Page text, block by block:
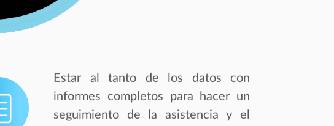
Estar al tanto de los datos con
informes completos para hacer un
seguimiento de la asistencia y el